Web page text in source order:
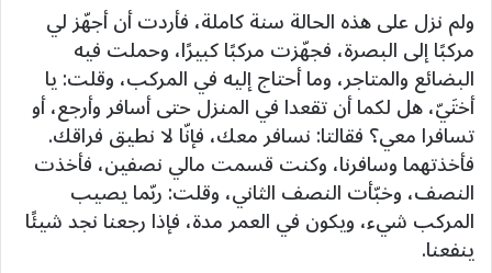
ولم نزل على هذه الحالة سنة كاملة، فأردت أن أجهّز لي
مركبًا إلى البصرة، فجهّزت مركبًا كبيرًا، وحملت فيه
البضائع والمتاجر، وما أحتاج إليه في المركب، وقلت: يا
أختَيّ، هل لكما أن تقعدا في المنزل حتى أسافر وأرجع، أو
تسافرا معي؟ فقالتا: نسافر معك، فإنّا لا نطيق فراقك.
فأخذتهما وسافرنا، وكنت قسمت مالي نصفين، فأخذت
النصف، وخبّأت النصف الثاني، وقلت: ربّما يصيب
المركب شيء، ويكون في العمر مدة، فإذا رجعنا نجد شيئًا
ينفعنا.